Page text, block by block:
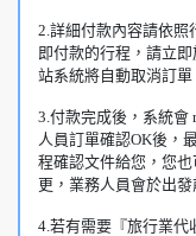
2.詳細付款內容請依照
即付款的行程，請立
站系統將自動取消訂
3.付款完成後，系統會
人員訂單確認OK後，
程確認文件給您，您
更，業務人員會於出發
4.若有需要『旅行業代